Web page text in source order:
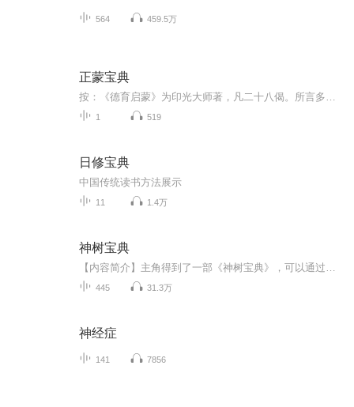
564 459.5万
正蒙宝典
1 519
日修宝典
中国传统读书方法展示
11 1.4万
神树宝典
445 31.3万
神经症
141 7856